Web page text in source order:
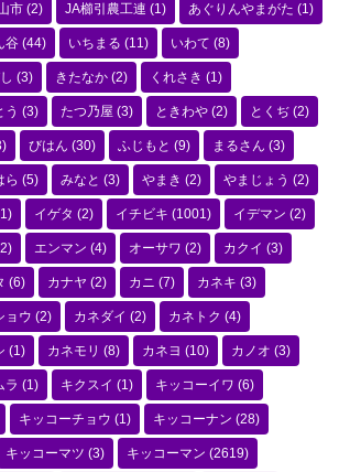
市 (2) JA櫛引農工連 (1) あぐりんやまがた (1)
谷 (44) いちまる (11) いわて (8)
(3) きたなか (2) くれさき (1)
う (3) たつ乃屋 (3) ときわや (2) とくぢ (2)
びはん (30) ふじもと (9) まるさん (3)
ら (5) みなと (3) やまき (2) やまじょう (2)
イゲタ (2) イチビキ (1001) イデマン (2)
エンマン (4) オーサワ (2) カクイ (3)
(6) カナヤ (2) カニ (7) カネキ (3)
ョウ (2) カネダイ (2) カネトク (4)
(1) カネモリ (8) カネヨ (10) カノオ (3)
ラ (1) キクスイ (1) キッコーイワ (6)
キッコーチョウ (1) キッコーナン (28)
キッコーマツ (3) キッコーマン (2619)